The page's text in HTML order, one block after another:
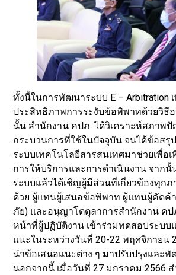
ทั้งนี้ในการพัฒนาระบบ E – Arbitration
ประสิทธิภาพการระงับข้อพิพาทด้วยวิธี
นั้น สำนักงาน คปภ. ได้วิเคราะห์สภาพ
กระบวนการที่ใช้ในปัจจุบัน จนได้ข้อสรุ
ระบบเทคโนโลยีสารสนเทศมาช่วยเพื่อ
การให้บริการและการดำเนินงาน จาก
ระบบแล้วได้เชิญผู้มีส่วนที่เกี่ยวข้องทุก
ด้วย ผู้แทนผู้เสนอข้อพิพาท ผู้แทนผู้คัดค้
ภัย) และอนุญาโตตุลาการสำนักงาน คป
หน้าที่ผู้ปฏิบัติงาน เข้าร่วมทดสอบระบบ
แนะในระหว่างวันที่ 20-22 พฤศจิกายน
นำข้อเสนอแนะต่าง ๆ มาปรับปรุงและพั
นอกจากนี้ เมื่อวันที่ 27 มกราคม 2566